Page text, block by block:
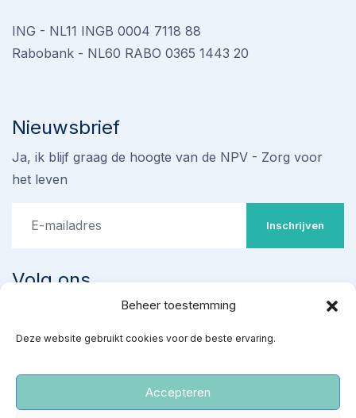
Beheer toestemming
Deze website gebruikt cookies voor de beste ervaring.
Accepteren
ING - NL11 INGB 0004 7118 88
Rabobank - NL60 RABO 0365 1443 20
Nieuwsbrief
Ja, ik blijf graag de hoogte van de NPV - Zorg voor
het leven
Inschrijven
Volg ons
‘ziekenhuisabortus’ 22-24
‘Red gezonde baby’s van een kille dood’